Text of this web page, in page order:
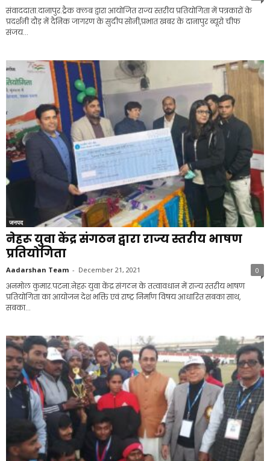
संवाददाता.दानापुर.ट्रैक क्लब द्वारा आयोजित राज्य स्तरीय प्रतियोगिता में पत्रकारों के
प्रदर्शनी दौड़ में दैनिक जागरण के सुदीप सोनी,प्रभात खबर के दानापुर ब्यूरो चीफ
संजय...
जनपद
नेहरू युवा केंद्र संगठन द्वारा राज्य स्तरीय भाषण
प्रतियोगिता
Aadarshan Team - December 21, 2021 0
अनमोल कुमार.पटना.नेहरू युवा केंद्र संगठन के तत्वावधान में राज्य स्तरीय भाषण
प्रतियोगिता का आयोजन देश भक्ति एवं राष्ट्र निर्माण विषय आधारित सबका साथ,
सबका...